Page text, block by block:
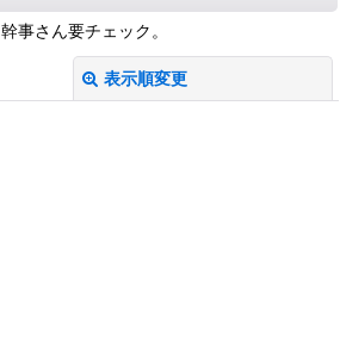
事さん要チェック。
表示順変更